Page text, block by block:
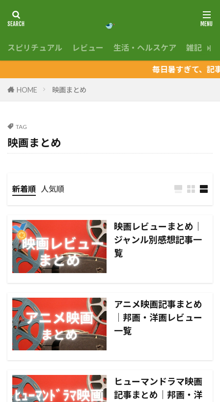
スピリチュアル レビュー 生活・ヘルスケア 雑記
毎日暑すぎて、記事更
HOME 映画まとめ
TAG
映画まとめ
新着順 人気順
映画レビューまとめ｜
ジャンル別感想記事一
覧
アニメ映画記事まとめ
｜邦画・洋画レビュー
一覧
ヒューマンドラマ映画
記事まとめ｜邦画・洋